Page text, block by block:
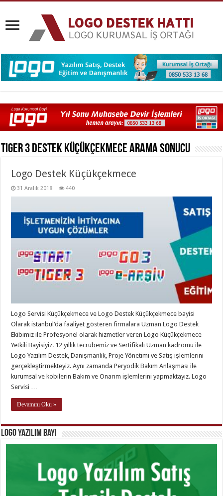
Tiger 3 Destek KüçükçekmeceArama Sonucu
Logo Destek Küçükçekmece
31 Aralık 2018 440
Logo Servisi Küçükçekmece ve Logo Destek Küçükçekmece bayisi
Olarak istanbul‘da faaliyet gösteren firmalara Uzman Logo Destek
Ekibimiz ile Profesyonel olarak hizmetler veren Logo Küçükçekmece
Yetkili Bayisiyiz. 12 yıllık tecrübemiz ve Sertifikalı Uzman kadromu ile
Logo Yazılım Destek, Danışmanlık, Proje Yönetimi ve Satış işlemlerini
gerçekleştirmekteyiz. Aynı zamanda Peryodik Bakım Anlaşması ile
kurumsal ve kobilerin Bakım ve Onarım işlemlerini yapmaktayız. Logo
Servisi …
Devamını Oku »
Logo Yazılım Bayi